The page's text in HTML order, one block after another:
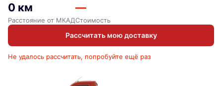
0 км
Расстояние от МКАД
—
Стоимость
Рассчитать мою доставку
Не удалось рассчитать, попробуйте ещё раз